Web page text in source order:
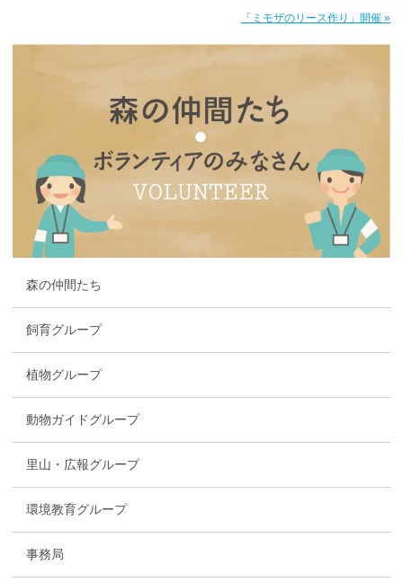
「ミモザのリース作り」開催 »
森の仲間たち
飼育グループ
植物グループ
動物ガイドグループ
里山・広報グループ
環境教育グループ
事務局